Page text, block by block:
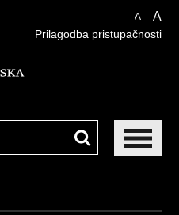
A A
Prilagodba pristupačnosti